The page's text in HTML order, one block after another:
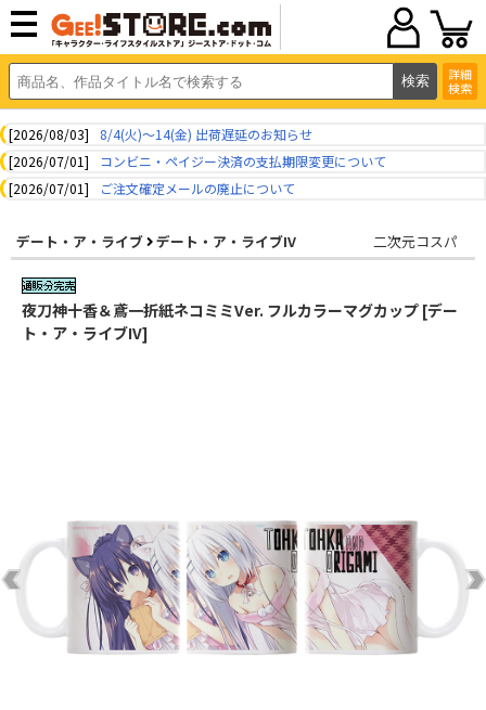
詳細
検索
[2026/08/03]
8/4(火)～14(金) 出荷遅延のお知らせ
[2026/07/01]
コンビニ・ペイジー決済の支払期限変更について
[2026/07/01]
ご注文確定メールの廃止について
デート・ア・ライブ デート・ア・ライブIV 二次元コスパ
夜刀神十香＆鳶一折紙ネコミミVer. フルカラーマグカップ [デー
ト・ア・ライブIV]